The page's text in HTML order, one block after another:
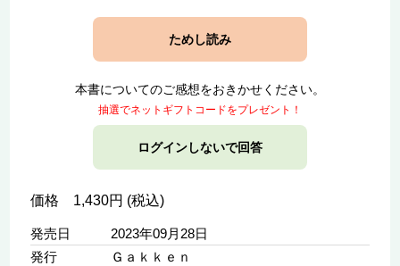
ためし読み
本書についてのご感想をおきかせください。
抽選でネットギフトコードをプレゼント！
ログインしないで回答
価格 1,430円 (税込)
発売日
2023年09月28日
発行
Ｇａｋｋｅｎ